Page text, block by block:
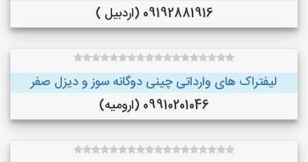
09192881916 (اردبیل )
لیفتراک های وارداتی چینی دوگانه سوز و دیزل صفر
09910201046 (ارومیه)